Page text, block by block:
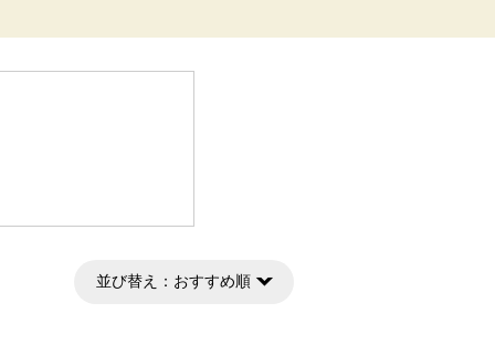
並び替え： おすすめ順